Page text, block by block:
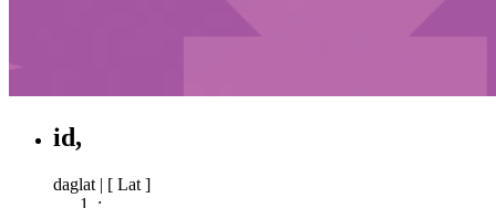
id,
daglat | [ Lat ]
: